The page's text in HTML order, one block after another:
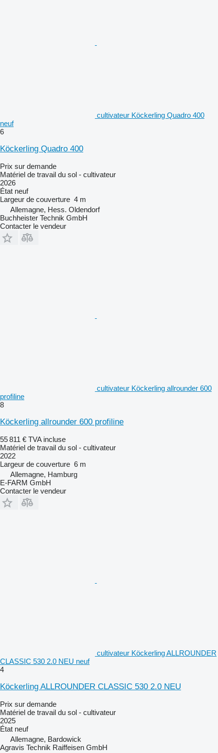
cultivateur Köckerling Quadro 400
neuf
6
Köckerling Quadro 400
Prix sur demande
Matériel de travail du sol - cultivateur
2026
État neuf
Largeur de couverture 4 m
Allemagne, Hess. Oldendorf
Buchheister Technik GmbH
Contacter le vendeur
cultivateur Köckerling allrounder 600
profiline
8
Köckerling allrounder 600 profiline
55 811 € TVA incluse
Matériel de travail du sol - cultivateur
2022
Largeur de couverture 6 m
Allemagne, Hamburg
E-FARM GmbH
Contacter le vendeur
cultivateur Köckerling ALLROUNDER
CLASSIC 530 2.0 NEU neuf
4
Köckerling ALLROUNDER CLASSIC 530 2.0 NEU
Prix sur demande
Matériel de travail du sol - cultivateur
2025
État neuf
Allemagne, Bardowick
Agravis Technik Raiffeisen GmbH